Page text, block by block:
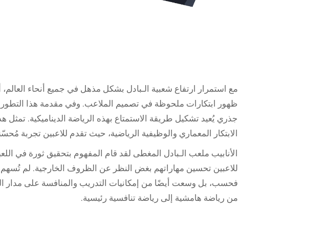
مع استمرار ارتفاع شعبية الـبادل بشكل مذهل في جميع أنحاء
ظهور ابتكارات ملحوظة في تصميم الملاعب. وفي مقدمة هذا
جذري يُعيد تشكيل طريقة الاستمتاع بهذه الرياضة الديناميكية. تمثل
الابتكار المعماري والوظيفية الرياضية، حيث تقدم للاعبين تجربة
الأنابيب ملعب الـبادل المغطى لقد قام المفهوم بتحقيق ثورة في
للاعبين تحسين مهاراتهم بغض النظر عن الظروف الخارجية. لم
فحسب، بل وسعت أيضًا من إمكانيات التدريب والمنافسة على مدار
من رياضة هامشية إلى رياضة تنافسية رئيسية.